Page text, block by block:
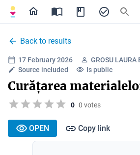
Back to results
17 February 2026
GROSU LAURA
Source included
Is public
Curățarea
0 0 votes
OPEN Copy link